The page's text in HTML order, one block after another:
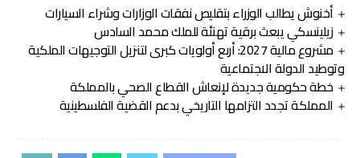
أخنوش يطالب الوزراء بتقليص نفقات الوزارات وشراء السيارات
زيلينسكي يبعث برقية تهنئة للملك محمد السادس
مشروع مالية 2027: أربع أولويات كبرى لتنزيل التوجيهات الملكية
وتوطيد الدولة الاجتماعية
خطة حكومية جديدة لإنعاش القطاع الصحي بالمملكة
المملكة تجدد التزامها التاريخي بدعم القضية الفلسطينية